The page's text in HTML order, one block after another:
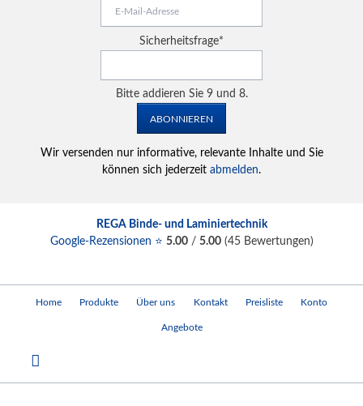
Adresse
Pflichtfeld
Sicherheitsfrage*
Bitte addieren Sie 9 und 8.
ABONNIEREN
Wir versenden nur informative, relevante Inhalte und Sie
können sich jederzeit abmelden.
Home Produkte Über uns Kontakt Preisliste Konto
Angebote
REGA Binde- und Laminiertechnik
Google-Rezensionen ⭐ 5.00/ 5.00(45Bewertungen)